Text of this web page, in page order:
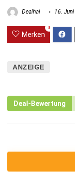
Dealhai 16.
Merken
0
ANZEIGE
Deal-Bewertung